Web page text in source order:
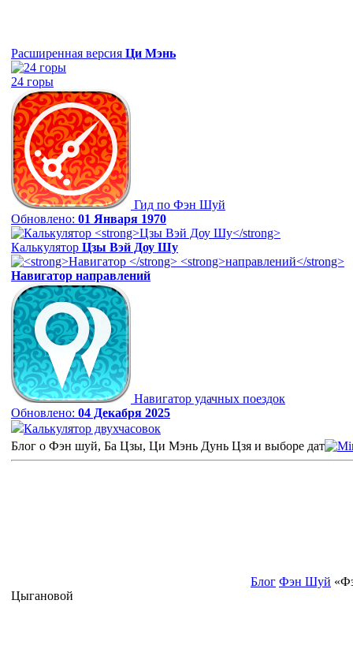
Расширенная версия Ци Мэнь
24 горы
Гид по Фэн Шуй
Обновлено: 01 Января 1970
Калькулятор Цзы Вэй Доу Шу
Навигатор направлений
Навигатор удачных поездок
Обновлено: 04 Декабря 2025
Калькулятор двухчасовок
Блог о Фэн шуй, Ба Цзы, Ци Мэнь Дунь Цзя и выборе дат
Блог Фэн Шуй
Цыгановой